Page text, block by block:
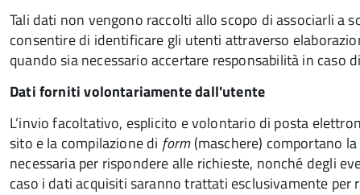
Tali dati non vengono raccolti allo scopo di associarli
consentire di identificare gli utenti attraverso
quando sia necessario accertare responsabilità in
Dati forniti volontariamente dall'utente
L’invio facoltativo, esplicito e volontario di posta
sito e la compilazione di form(maschere) comportano
necessaria per rispondere alle richieste, nonché degli
caso i dati acquisiti saranno trattati esclusivamente